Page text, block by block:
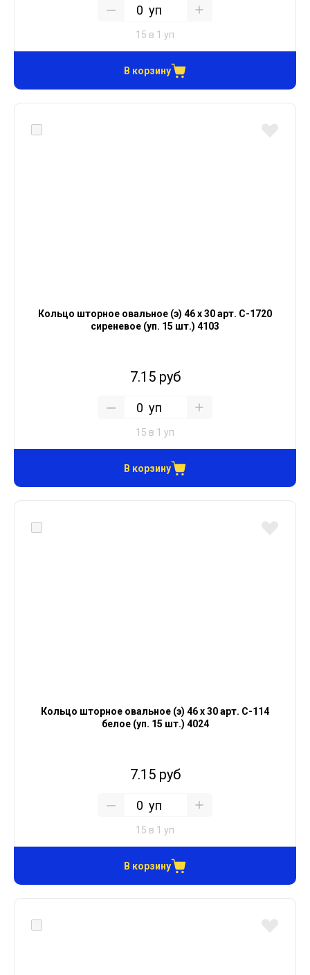
уп
15 в 1 уп
В корзину
Кольцо шторное овальное (э) 46 х 30 арт. С-1720
сиреневое (уп. 15 шт.) 4103
7.15 руб
уп
15 в 1 уп
В корзину
Кольцо шторное овальное (э) 46 х 30 арт. С-114
белое (уп. 15 шт.) 4024
7.15 руб
уп
15 в 1 уп
В корзину